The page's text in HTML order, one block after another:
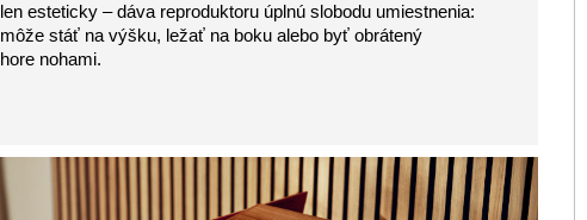
len esteticky – dáva reproduktoru úplnú slobodu umiestnenia:
môže stáť na výšku, ležať na boku alebo byť obrátený
hore nohami.